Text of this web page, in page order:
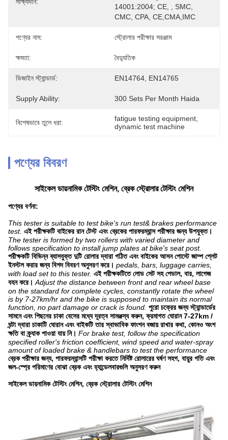
14001:2004; CE, , SMC,
CMC, CPA, CE,CMA,IMC
পণ্যের নাম: স্ট্রোলার পরীক্ষার সরঞ্জাম
ক্ষমতা: বৈদ্যুতিক
ডিজাইন স্ট্যান্ডার্ড: EN14764, EN14765
Supply Ability: 300 Sets Per Month Haida
বিশেষভাবে তুলে ধরা: fatigue testing equipment
dynamic test machine
পণ্যের বিবরণ
সাইকেল ডায়নামিক টেস্টিং মেশিন, ব্রেক স্ট্রোলার টেস্টিং মেশিন
পণ্যের বর্ণনা:
This tester is suitable to test bike's run test& brakes performance
test. এই পরীক্ষকটি বাইকের রান টেস্ট এবং ব্রেকের পারফরম্যান্স পরীক্ষার জন্য উপযুক্ত।
The tester is formed by two rollers with varied diameter and
follows specification to install jump plates at bike's seat post.
পরীক্ষকটি বিভিন্ন ব্যাসযুক্ত দুটি রোলার দ্বারা গঠিত এবং বাইকের আসন পোস্টে জাম্প প্লেট
ইনস্টল করার জন্য বিশদ বিবরণ অনুসরণ করে। pedals, bars, luggage carries,
with load set to this tester. এই পরীক্ষকটিতে লোড সেট সহ পেডাল, বার, লাগেজ
বহন করে। Adjust the distance between front and rear wheel base
on the standard for complete cycles, constantly rotate the wheel
is by 7-27km/hr and the bike is supposed to maintain its normal
function, no part damage or crack is found. পুরো চক্রের জন্য স্ট্যান্ডার্ডের
সামনে এবং পিছনের চাকা বেসের মধ্যে দূরত্ব সামঞ্জস্য করুন, ক্রমাগত ঘোরান 7-27km /
ঘন্টা দ্বারা চাকাটি ঘোরান এবং বাইকটি তার স্বাভাবিক ফাংশন বজায় রাখার কথা, কোনও অংশ
ক্ষতি বা ক্র্যাক পাওয়া যায় নি। For brake test, follow the specification
specified roller's friction coefficient, wind speed and water-spray
amount of loaded brake & handlebars to test the performance
ব্রেক পরীক্ষার জন্য, পারফরম্যান্সটি পরীক্ষা করতে নির্দিষ্ট রোলারের ঘর্ষণ সহগ, বায়ুর গতি এবং
জল-স্প্রে পরিমাণের বোঝা ব্রেক এবং হ্যান্ডেলবারগুলি অনুসরণ করুন
সাইকেল ডায়নামিক টেস্টিং মেশিন, ব্রেক স্ট্রোলার টেস্টিং মেশিন